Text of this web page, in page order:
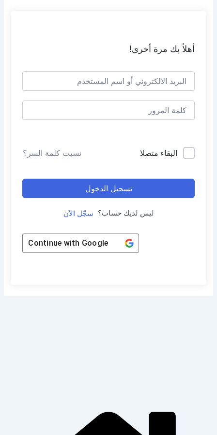
أهلاً بك مرة أخرى!
البقاء متصلا نسيت كلمة السر؟
تسجيل الدخول
ليس لديك حساب؟ سجّل الآن
Continue with Google